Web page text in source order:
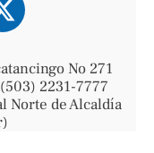
No 271
2231-7777
Norte de Alcaldía